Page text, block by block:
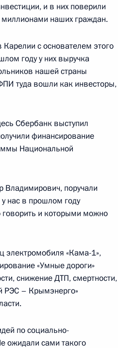
3
и в них поверили
наших граждан.
Карелии с основателем этого
году у них выручка
нашей страны
туда вошли как инвесторы,
Сбербанк выступил
финансирование
Национальной
Владимирович, поручали
нас в прошлом году
и которыми можно
электромобиля «Кама-1»,
«Умные дороги»
снижение ДТП, смертности,
РЭС – Крымэнерго»
по социально-
ожидали сами такого